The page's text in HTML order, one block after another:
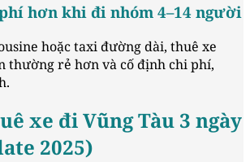
hơn khi đi nhóm 4–14 người
hoặc taxi đường dài, thuê xe
thường rẻ hơn và cố định chi phí,
xe đi Vũng Tàu 3 ngày
2025)